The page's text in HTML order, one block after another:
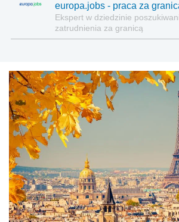
europa.jobs - praca za
Ekspert w dziedzinie
zatrudnienia za granicą